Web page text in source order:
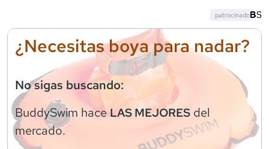
¿Necesitas boya para nadar?
No sigas buscando:
BuddySwim haceLAS MEJORES del
mercado.
patrocinado